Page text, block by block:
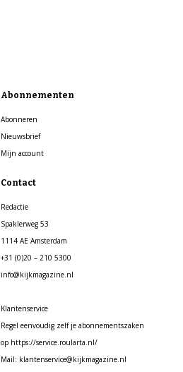
Abonnementen
Abonneren
Nieuwsbrief
Mijn account
Contact
Redactie
Spaklerweg 53
1114 AE Amsterdam
+31 (0)20 – 210 5300
info@kijkmagazine.nl
Klantenservice
Regel eenvoudig zelf je abonnementszaken
op https://service.roularta.nl/
Mail: klantenservice@kijkmagazine.nl